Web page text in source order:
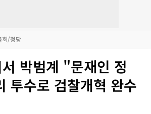
회/정당
박범계 "문재인 정
투수로 검찰개혁 완수